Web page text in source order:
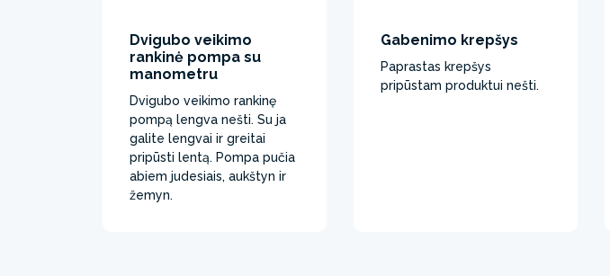
Dvigubo veikimo
rankinė pompa su
manometru
Dvigubo veikimo rankinę
pompą lengva nešti. Su ja
galite lengvai ir greitai
pripūsti lentą. Pompa pučia
abiem judesiais, aukštyn ir
žemyn.
Gabenimo krepšys
Paprastas krepšys
pripūstam produktui nešti.